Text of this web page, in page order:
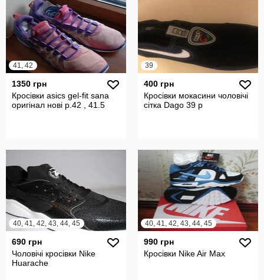
41, 42
1350 грн
Кросівки asics gel-fit sana
оригінал нові р.42 , 41.5
39
400 грн
Кросівки мокасини чоловічі
сітка Dago 39 p
40, 41, 42, 43, 44, 45
690 грн
Чоловічі кросівки Nike
Huarache
40, 41, 42, 43, 44, 45
990 грн
Кросівки Nike Air Max